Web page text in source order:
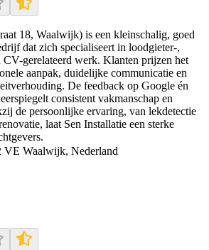
18, Waalwijk) is een kleinschalig, goed
dat zich specialiseert in loodgieter-,
CV-gerelateerd werk. Klanten prijzen het
aanpak, duidelijke communicatie en
De feedback op Google én
consistent vakmanschap en
de persoonlijke ervaring, van lekdetectie
laat Sen Installatie een sterke
VE Waalwijk, Nederland